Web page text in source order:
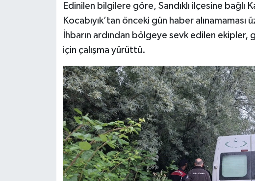
Edinilen bilgilere göre, Sandıklı ilçesine bağlı
Kocabıyık’tan önceki gün haber alınamaması
İhbarın ardından bölgeye sevk edilen ekipler,
için çalışma yürüttü.